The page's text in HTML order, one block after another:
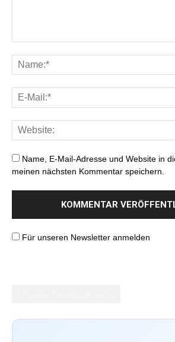
Name, E-Mail-Adresse und Website in
meinen nächsten Kommentar speichern.
Für unseren Newsletter anmelden